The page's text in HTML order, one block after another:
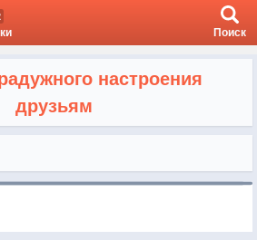
Поиск
настроения
друзьям